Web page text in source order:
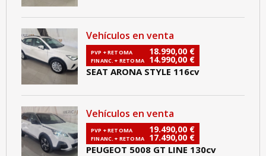
Vehículos en venta
SEAT ARONA STYLE 116cv
PVP + RETOMA 18.990,00 €
FINANC. + RETOMA 14.990,00 €
Vehículos en venta
PEUGEOT 5008 GT LINE 130cv
PVP + RETOMA 19.490,00 €
FINANC. + RETOMA 17.490,00 €